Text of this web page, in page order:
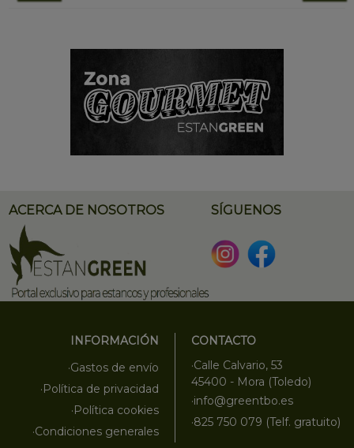
ACERCA DE NOSOTROS SÍGUENOS
INFORMACIÓN
·Gastos de envío
·Política de privacidad
·Política cookies
·Condiciones generales
CONTACTO
·Calle Calvario, 53
45400 - Mora (Toledo)
·info@greentbo.es
·825 750 079 (Telf. gratuito)